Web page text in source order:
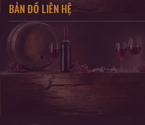
BẢN ĐỒ LIÊN HỆ